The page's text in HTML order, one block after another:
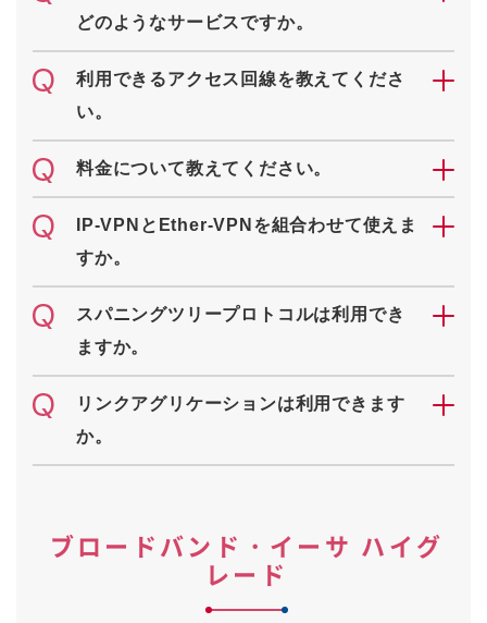
どのようなサービスですか。
利用できるアクセス回線を教えてくださ
い。
料金について教えてください。
IP-VPNとEther-VPNを組合わせて使えま
すか。
スパニングツリープロトコルは利用でき
ますか。
リンクアグリケーションは利用できます
か。
ブロードバンド・イーサ ハイグ
レード